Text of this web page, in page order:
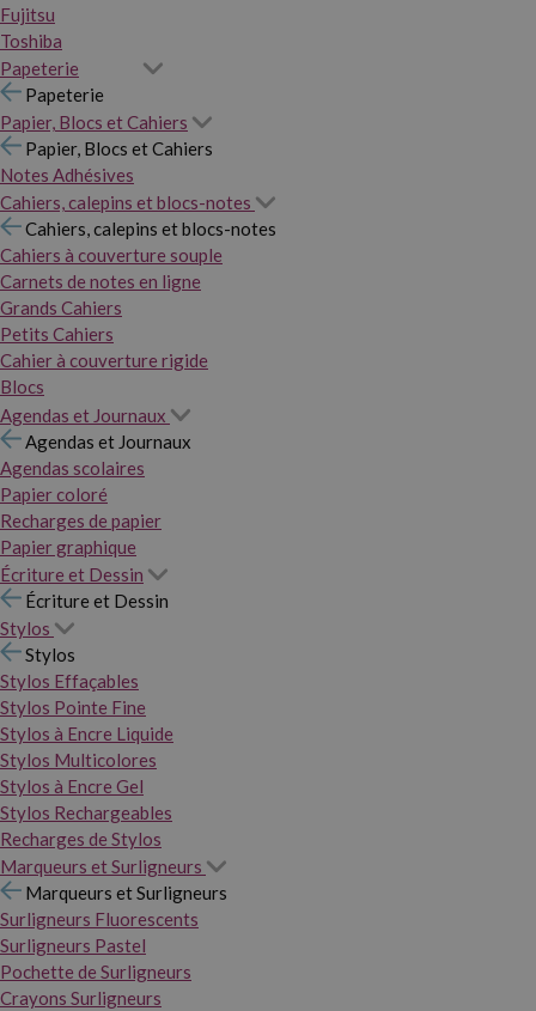
Fujitsu
Toshiba
Papeterie
Papeterie
Papier, Blocs et Cahiers
Papier, Blocs et Cahiers
Notes Adhésives
Cahiers, calepins et blocs-notes
Cahiers, calepins et blocs-notes
Cahiers à couverture souple
Carnets de notes en ligne
Grands Cahiers
Petits Cahiers
Cahier à couverture rigide
Blocs
Agendas et Journaux
Agendas et Journaux
Agendas scolaires
Papier coloré
Recharges de papier
Papier graphique
Écriture et Dessin
Écriture et Dessin
Stylos
Stylos
Stylos Effaçables
Stylos Pointe Fine
Stylos à Encre Liquide
Stylos Multicolores
Stylos à Encre Gel
Stylos Rechargeables
Recharges de Stylos
Marqueurs et Surligneurs
Marqueurs et Surligneurs
Surligneurs Fluorescents
Surligneurs Pastel
Pochette de Surligneurs
Crayons Surligneurs